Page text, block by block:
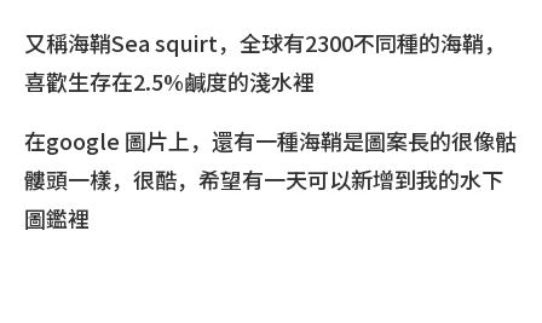
又稱海鞘Sea squirt，全球有2300不同種的海鞘，
喜歡生存在2.5%鹹度的淺水裡
在google 圖片上，還有一種海鞘是圖案長的很像骷
髏頭一樣，很酷，希望有一天可以新增到我的水下
圖鑑裡